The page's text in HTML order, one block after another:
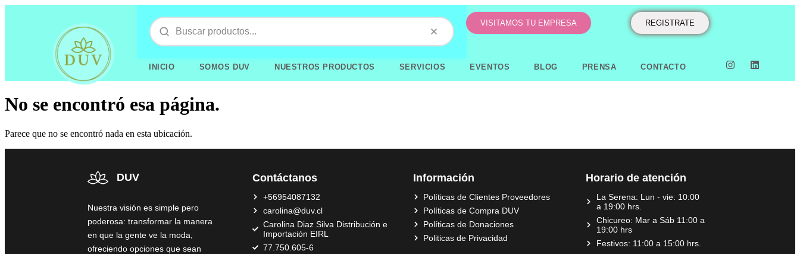
VISITAMOS TU EMPRESA REGISTRATE
INICIO SOMOS DUV NUESTROS PRODUCTOS SERVICIOS EVENTOS BLOG PRENSA CONTACTO
No se encontró esa página.
Parece que no se encontró nada en esta ubicación.
DUV
Nuestra visión es simple pero
poderosa: transformar la manera
en que la gente ve la moda,
ofreciendo opciones que sean
Contáctanos
+56954087132
carolina@duv.cl
Carolina Diaz Silva Distribución e
Importación EIRL
77.750.605-6
Información
Políticas de Clientes Proveedores
Políticas de Compra DUV
Políticas de Donaciones
Politicas de Privacidad
Horario de atención
La Serena: Lun - vie: 10:00
a 19:00 hrs.
Chicureo: Mar a Sáb 11:00 a
19:00 hrs
Festivos: 11:00 a 15:00 hrs.